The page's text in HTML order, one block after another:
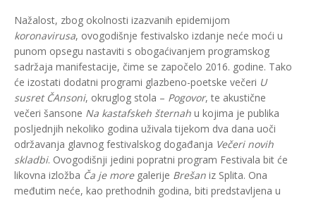
Nažalost, zbog okolnosti izazvanih epidemijom
koronavirusa, ovogodišnje festivalsko izdanje neće moći u
punom opsegu nastaviti s obogaćivanjem programskog
sadržaja manifestacije, čime se započelo 2016. godine. Tako
će izostati dodatni programi glazbeno-poetske večeri U
susret ČAnsoni, okruglog stola – Pogovor, te akustične
večeri šansone Na kastafskeh šternah u kojima je publika
posljednjih nekoliko godina uživala tijekom dva dana uoči
održavanja glavnog festivalskog događanja Večeri novih
skladbi. Ovogodišnji jedini popratni program Festivala bit će
likovna izložba Ča je moregalerije Brešan iz Splita. Ona
međutim neće, kao prethodnih godina, biti predstavljena u